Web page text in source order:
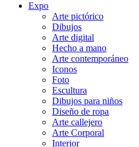
Expo
Arte pictórico
Dibujos
Arte digital
Hecho a mano
Arte contemporáneo
Iconos
Foto
Escultura
Dibujos para niños
Diseño de ropa
Arte callejero
Arte Corporal
Interior